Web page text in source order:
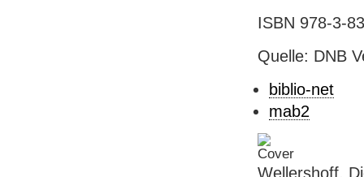
ISBN 978-3-
Quelle: DNB
biblio-net
mab2
Wellershoff,